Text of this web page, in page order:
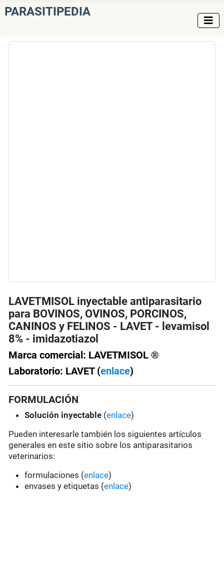
PARASITIPEDIA
LAVETMISOL inyectable antiparasitario
para BOVINOS, OVINOS, PORCINOS,
CANINOS y FELINOS - LAVET - levamisol
8% - imidazotiazol
Marca comercial: LAVETMISOL ®
Laboratorio: LAVET (enlace)
FORMULACIÓN
Solución inyectable (enlace)
Pueden interesarle también los siguientes artículos
generales en este sitio sobre los antiparasitarios
veterinarios:
formulaciones (enlace)
envases y etiquetas (enlace)